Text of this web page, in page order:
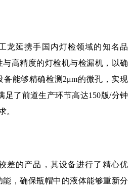
龙延携手国内灯检领域的知名品
高精度的灯检机与检漏机，以确
备能够精确检测 2μm的微孔，实现
足了前道生产环节高达150版/分钟
。
差的产品，其设备进行了精心优
，确保瓶帽中的液体能够重新分